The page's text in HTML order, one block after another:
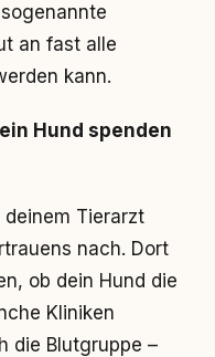
an fast alle
kann.
Hund spenden
Tierarzt
nach. Dort
ob dein Hund die
Kliniken
die Blutgruppe –